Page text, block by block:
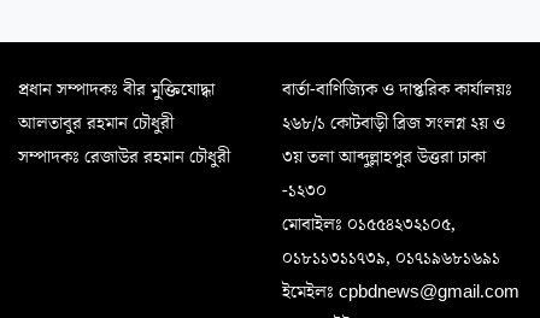
প্রধান সম্পাদকঃ বীর মুক্তিযোদ্ধা
আলতাবুর রহমান চৌধুরী
সম্পাদকঃ রেজাউর রহমান চৌধুরী
বার্তা-বাণিজ্যিক ও দাপ্তরিক কার্যালয়ঃ
২৬৮/১ কোটবাড়ী ব্রিজ সংলগ্ন ২য় ও
৩য় তলা আব্দুল্লাহপুর উত্তরা ঢাকা
-১২৩০
মোবাইলঃ ০১৫৫৪২৩২১০৫,
০১৮১১৩১১৭৩৯, ০১৭১৯৬৮১৬৯১
ইমেইলঃ cpbdnews@gmail.com